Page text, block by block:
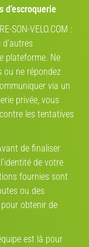
Meyzieu, France
la carte
SON-VELO.COM :
plateforme. Ne
ou ne répondez
via un
privée, vous
les tentatives
de finaliser
de votre
fournies sont
ou des
obtenir de
est là pour